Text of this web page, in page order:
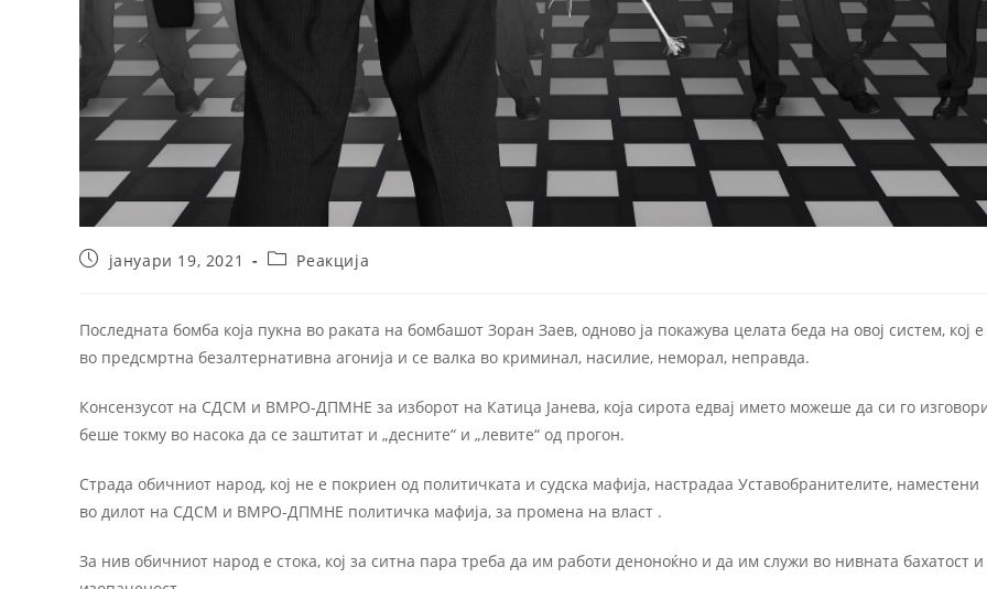
јануари 19, 2021 Реакција
Последната бомба која пукна во раката на бомбашот Зоран Заев, одново ја покажува целата беда на овој систем, кој е
во предсмртна безалтернативна агонија и се валка во криминал, насилие, неморал, неправда.
Консензусот на СДСМ и ВМРО-ДПМНЕ за изборот на Катица Јанева, која сирота едвај името можеше да си го
беше токму во насока да се заштитат и „десните“ и „левите“ од прогон.
Страда обичниот народ, кој не е покриен од политичката и судска мафија, настрадаа Уставобранителите, наместени
во дилот на СДСМ и ВМРО-ДПМНЕ политичка мафија, за промена на власт .
За нив обичниот народ е стока, кој за ситна пара треба да им работи деноноќно и да им служи во нивната бахатост и